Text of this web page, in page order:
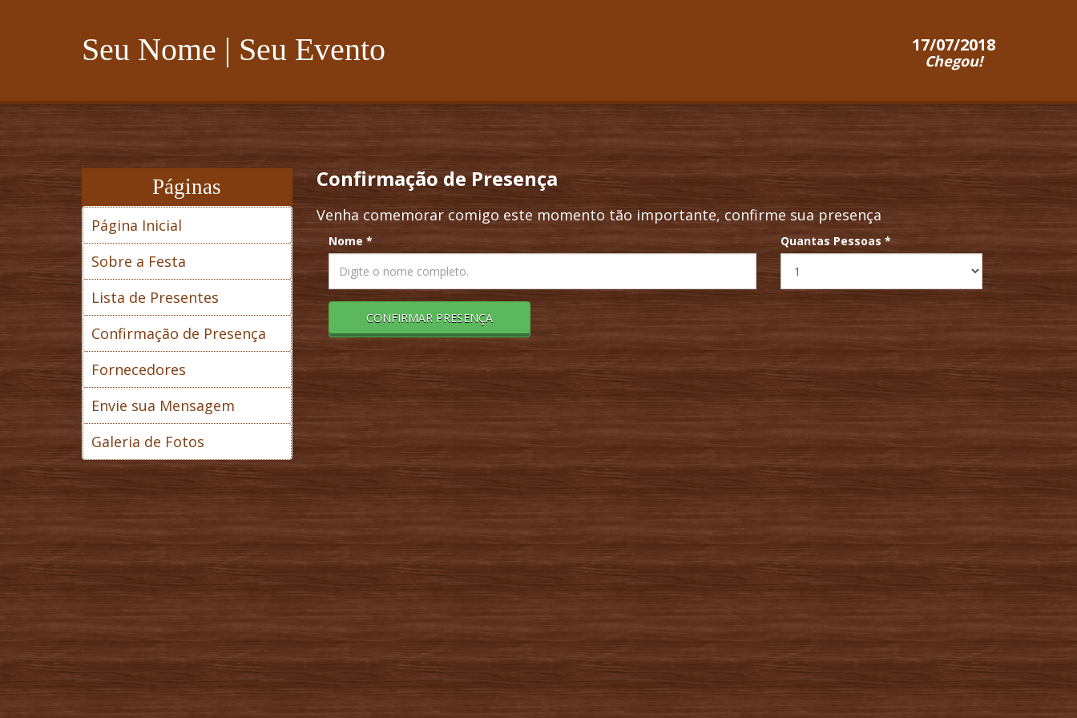
Seu Nome | Seu Evento 17/07/2018
Chegou!
Páginas
Página Inicial
Sobre a Festa
Lista de Presentes
Confirmação de Presença
Fornecedores
Envie sua Mensagem
Galeria de Fotos
Confirmação de Presença
Venha comemorar comigo este momento tão importante, confirme sua presença
Nome * Quantas Pessoas*
CONFIRMAR PRESENÇA